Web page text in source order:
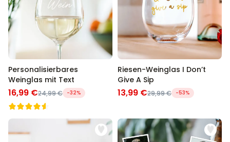
Personalisierbares
Weinglas mit Text
16,99 €24,99 € -32%
Riesen-Weinglas I Don’t
Give A Sip
13,99 €29,99 € -53%